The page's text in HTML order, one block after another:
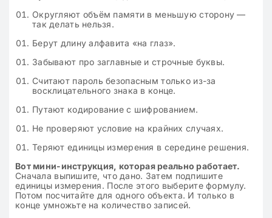
Округляют объём памяти в меньшую сторону —
так делать нельзя.
Берут длину алфавита «на глаз».
Забывают про заглавные и строчные буквы.
Считают пароль безопасным только из-за
восклицательного знака в конце.
Путают кодирование с шифрованием.
Не проверяют условие на крайних случаях.
Теряют единицы измерения в середине решения.
Вот мини-инструкция, которая реально работает.
Сначала выпишите, что дано. Затем подпишите
единицы измерения. После этого выберите формулу.
Потом посчитайте для одного объекта. И только в
конце умножьте на количество записей.